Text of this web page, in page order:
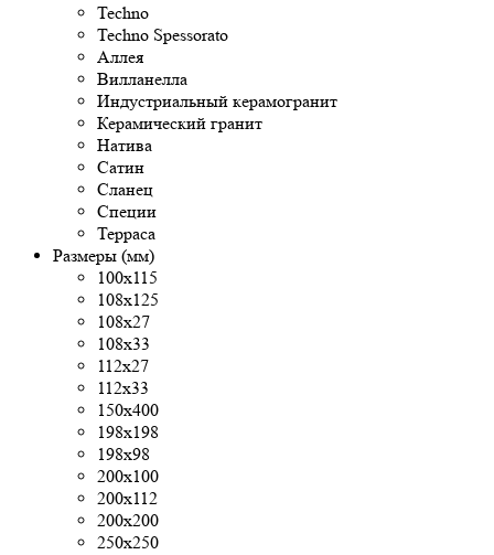
Techno
Techno Spessorato
Аллея
Вилланелла
Индустриальный керамогранит
Керамический гранит
Натива
Сатин
Сланец
Специи
Терраса
Размеры (мм)
100x115
108x125
108х27
108х33
112х27
112х33
150х400
198x198
198x98
200x100
200х112
200х200
250х250